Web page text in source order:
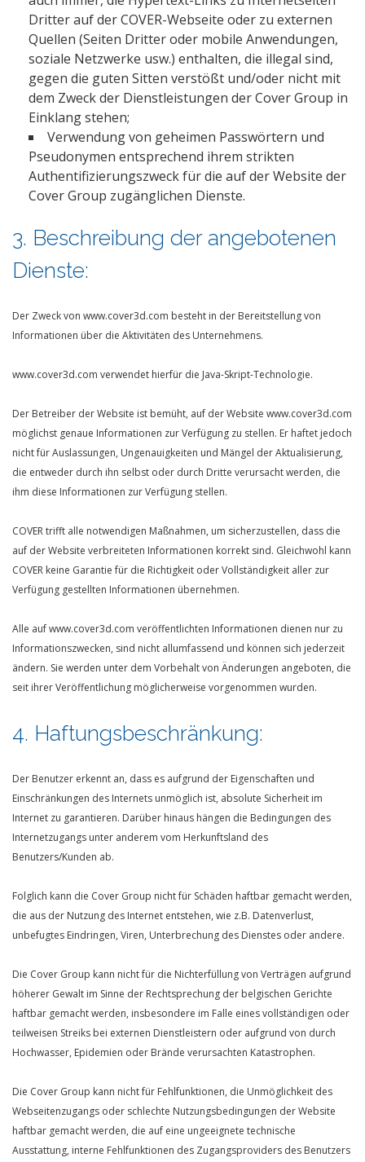
Dritter auf der COVER-Webseite oder zu externen
Quellen (Seiten Dritter oder mobile Anwendungen,
soziale Netzwerke usw.) enthalten, die illegal sind,
gegen die guten Sitten verstößt und/oder nicht mit
dem Zweck der Dienstleistungen der Cover Group in
Einklang stehen;
Verwendung von geheimen Passwörtern und
Pseudonymen entsprechend ihrem strikten
Authentifizierungszweck für die auf der Website der
Cover Group zugänglichen Dienste.
3. Beschreibung der angebotenen
Dienste:
Der Zweck von www.cover3d.com besteht in der Bereitstellung von
Informationen über die Aktivitäten des Unternehmens.
www.cover3d.com verwendet hierfür die Java-Skript-Technologie.
Der Betreiber der Website ist bemüht, auf der Website www.cover3d.com
möglichst genaue Informationen zur Verfügung zu stellen. Er haftet jedoch
nicht für Auslassungen, Ungenauigkeiten und Mängel der Aktualisierung,
die entweder durch ihn selbst oder durch Dritte verursacht werden, die
ihm diese Informationen zur Verfügung stellen.
COVER trifft alle notwendigen Maßnahmen, um sicherzustellen, dass die
auf der Website verbreiteten Informationen korrekt sind. Gleichwohl kann
COVER keine Garantie für die Richtigkeit oder Vollständigkeit aller zur
Verfügung gestellten Informationen übernehmen.
Alle auf www.cover3d.com veröffentlichten Informationen dienen nur zu
Informationszwecken, sind nicht allumfassend und können sich jederzeit
ändern. Sie werden unter dem Vorbehalt von Änderungen angeboten, die
seit ihrer Veröffentlichung möglicherweise vorgenommen wurden.
4. Haftungsbeschränkung:
Der Benutzer erkennt an, dass es aufgrund der Eigenschaften und
Einschränkungen des Internets unmöglich ist, absolute Sicherheit im
Internet zu garantieren. Darüber hinaus hängen die Bedingungen des
Internetzugangs unter anderem vom Herkunftsland des
Benutzers/Kunden ab.
Folglich kann die Cover Group nicht für Schäden haftbar gemacht werden,
die aus der Nutzung des Internet entstehen, wie z.B. Datenverlust,
unbefugtes Eindringen, Viren, Unterbrechung des Dienstes oder andere.
Die Cover Group kann nicht für die Nichterfüllung von Verträgen aufgrund
höherer Gewalt im Sinne der Rechtsprechung der belgischen Gerichte
haftbar gemacht werden, insbesondere im Falle eines vollständigen oder
teilweisen Streiks bei externen Dienstleistern oder aufgrund von durch
Hochwasser, Epidemien oder Brände verursachten Katastrophen.
Die Cover Group kann nicht für Fehlfunktionen, die Unmöglichkeit des
Webseitenzugangs oder schlechte Nutzungsbedingungen der Website
haftbar gemacht werden, die auf eine ungeeignete technische
Ausstattung, interne Fehlfunktionen des Zugangsproviders des Benutzers